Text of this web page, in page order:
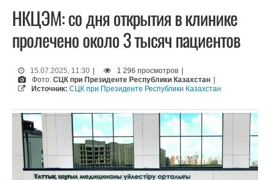
НКЦЭМ: со дня открытия в клинике
пролечено около 3 тысяч пациентов
15.07.2025, 11:30 1 296 просмотров
Фото: СЦК при Президенте Республики Казахстан
Источник: СЦК при Президенте Республики Казахстан